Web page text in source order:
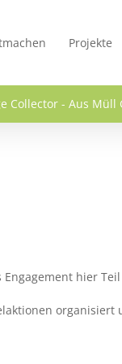
Projekte
Collector - Aus Müll
hier